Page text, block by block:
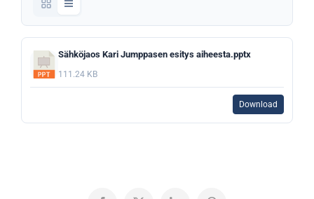
Sähköjaos Kari Jumppasen esitys aiheesta.pptx
111.24 KB
Download